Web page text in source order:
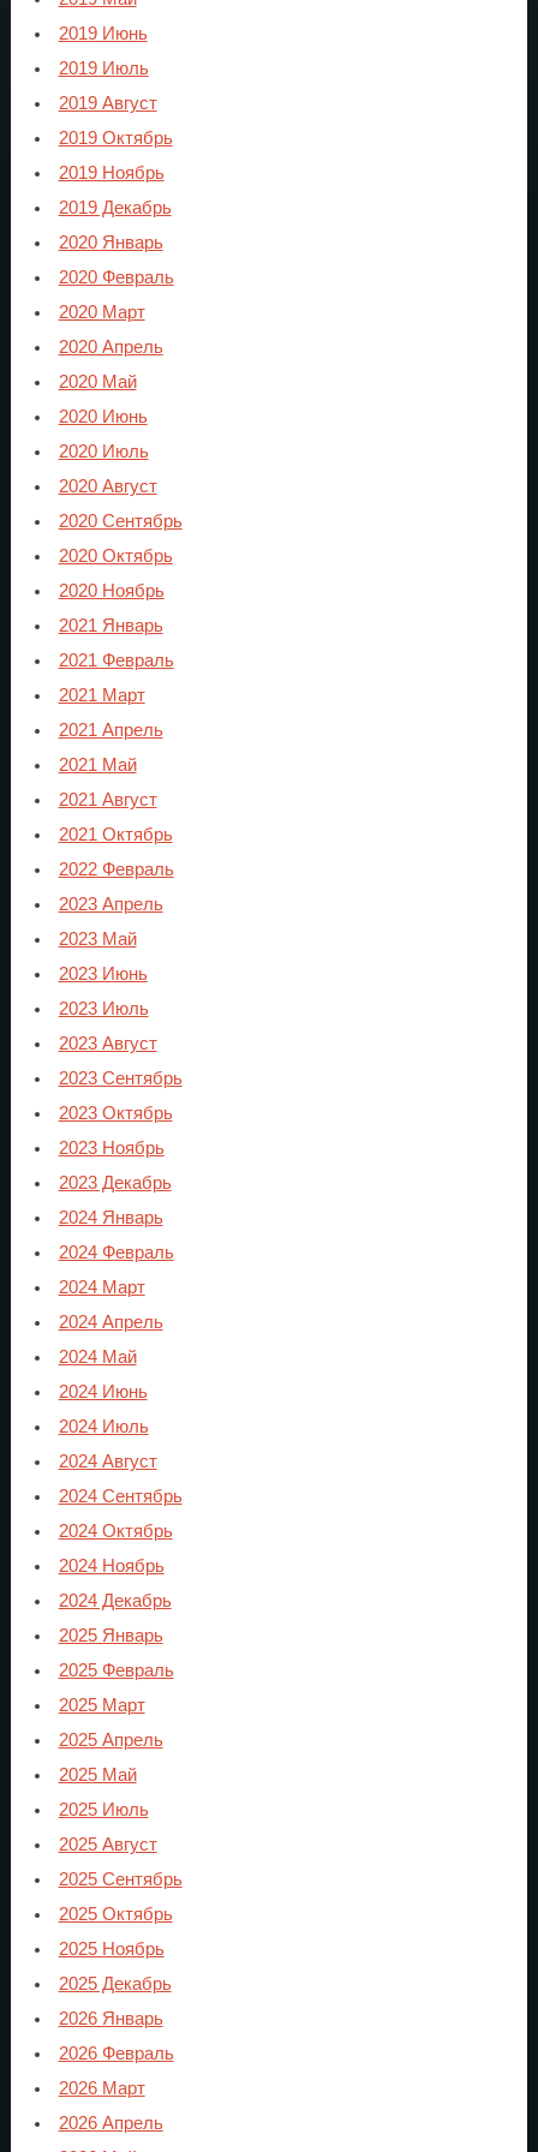
2019 Июнь
2019 Июль
2019 Август
2019 Октябрь
2019 Ноябрь
2019 Декабрь
2020 Январь
2020 Февраль
2020 Март
2020 Апрель
2020 Май
2020 Июнь
2020 Июль
2020 Август
2020 Сентябрь
2020 Октябрь
2020 Ноябрь
2021 Январь
2021 Февраль
2021 Март
2021 Апрель
2021 Май
2021 Август
2021 Октябрь
2022 Февраль
2023 Апрель
2023 Май
2023 Июнь
2023 Июль
2023 Август
2023 Сентябрь
2023 Октябрь
2023 Ноябрь
2023 Декабрь
2024 Январь
2024 Февраль
2024 Март
2024 Апрель
2024 Май
2024 Июнь
2024 Июль
2024 Август
2024 Сентябрь
2024 Октябрь
2024 Ноябрь
2024 Декабрь
2025 Январь
2025 Февраль
2025 Март
2025 Апрель
2025 Май
2025 Июль
2025 Август
2025 Сентябрь
2025 Октябрь
2025 Ноябрь
2025 Декабрь
2026 Январь
2026 Февраль
2026 Март
2026 Апрель